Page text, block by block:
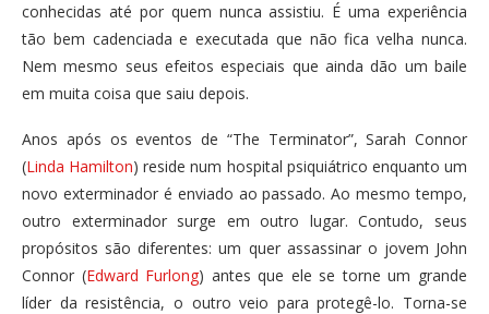
conhecidas até por quem nunca assistiu. É uma experiência
tão bem cadenciada e executada que não fica velha nunca.
Nem mesmo seus efeitos especiais que ainda dão um baile
em muita coisa que saiu depois.
Anos após os eventos de “The Terminator”, Sarah Connor
(Linda Hamilton) reside num hospital psiquiátrico enquanto um
novo exterminador é enviado ao passado. Ao mesmo tempo,
outro exterminador surge em outro lugar. Contudo, seus
propósitos são diferentes: um quer assassinar o jovem John
Connor (Edward Furlong) antes que ele se torne um grande
líder da resistência, o outro veio para protegê-lo. Torna-se